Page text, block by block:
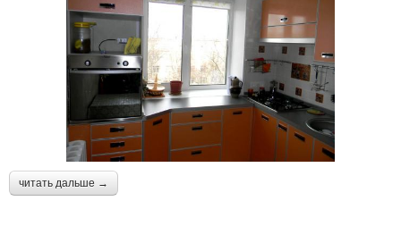
читать дальше →